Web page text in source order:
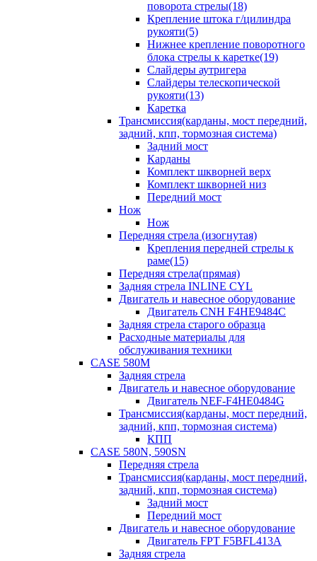
поворота стрелы(18)
Крепление штока г/цилиндра
рукояти(5)
Нижнее крепление поворотного
блока стрелы к каретке(19)
Слайдеры аутригера
Слайдеры телескопической
рукояти(13)
Каретка
Трансмиссия(карданы, мост передний,
задний, кпп, тормозная система)
Задний мост
Карданы
Комплект шкворней верх
Комплект шкворней низ
Передний мост
Нож
Нож
Передняя стрела (изогнутая)
Крепления передней стрелы к
раме(15)
Передняя стрела(прямая)
Задняя стрела INLINE CYL
Двигатель и навесное оборудование
Двигатель CNH F4HE9484C
Задняя стрела старого образца
Расходные материалы для
обслуживания техники
CASE 580M
Задняя стрела
Двигатель и навесное оборудование
Двигатель NEF-F4HE0484G
Трансмиссия(карданы, мост передний,
задний, кпп, тормозная система)
КПП
CASE 580N, 590SN
Передняя стрела
Трансмиссия(карданы, мост передний,
задний, кпп, тормозная система)
Задний мост
Передний мост
Двигатель и навесное оборудование
Двигатель FPT F5BFL413A
Задняя стрела